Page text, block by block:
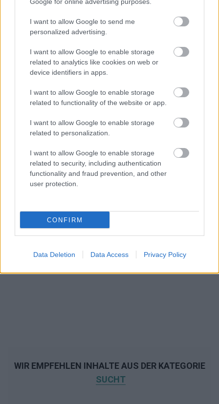
I want to allow Google to send me
personalized advertising.
I want to allow Google to enable storage
related to analytics like cookies on web or
device identifiers in apps.
I want to allow Google to enable storage
related to functionality of the website or app.
I want to allow Google to enable storage
related to personalization.
I want to allow Google to enable storage
related to security, including authentication
functionality and fraud prevention, and other
user protection.
CONFIRM
Data Deletion Data Access Privacy Policy
Werbung:
WIR EMPFEHLEN INHALTE AUS DER KATEGORIE
SUCHT